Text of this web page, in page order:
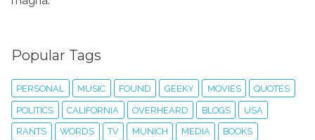
Popular Tags
PERSONAL MUSIC FOUND GEEKY MOVIES QUOTES
POLITICS CALIFORNIA OVERHEARD BLOGS USA
RANTS WORDS TV MUNICH MEDIA BOOKS